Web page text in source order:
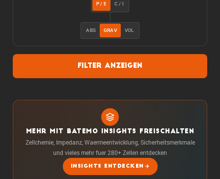
P / E C / I
ABS GRAV VOL
Filter anzeigen
MEHR MIT BATEMO INSIGHTS FREISCHALTEN
Zellchemie, Impedanz, Waermeentwicklung, Sicherheitsmerkmale
und vieles mehr fuer 280+ Zellen entdecken
INSIGHTS ENTDECKEN